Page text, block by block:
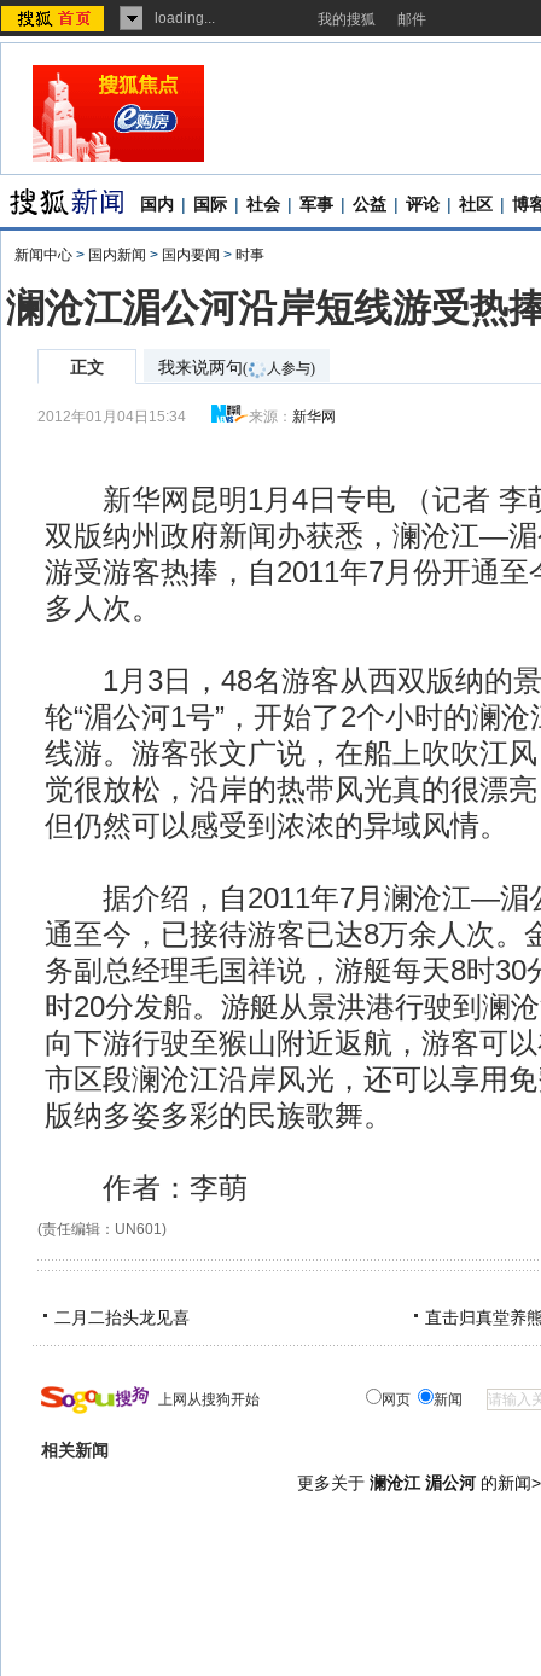
loading... 我的搜狐 邮件
国内 | 国际 | 社会 | 军事 | 公益 | 评论 | 社区 | 博
新闻中心 > 国内新闻 > 国内要闻 > 时事
澜沧江湄公河沿岸短线游受热
正文 我来说两句( 人参与)
2012年01月04日15:34 来源：新华网
新华网昆明1月4日专电 （记者 李
双版纳州政府新闻办获悉，澜沧江—
游受游客热捧，自2011年7月份开通至
多人次。
1月3日，48名游客从西双版纳的景
轮“湄公河1号”，开始了2个小时的澜
线游。游客张文广说，在船上吹吹江
觉很放松，沿岸的热带风光真的很漂
但仍然可以感受到浓浓的异域风情。
据介绍，自2011年7月澜沧江—湄
通至今，已接待游客已达8万余人次。
务副总经理毛国祥说，游艇每天8时30
时20分发船。游艇从景洪港行驶到澜
向下游行驶至猴山附近返航，游客可
市区段澜沧江沿岸风光，还可以享用
版纳多姿多彩的民族歌舞。
作者：李萌
(责任编辑：UN601)
二月二抬头龙见喜 直击归真堂养
上网从搜狗开始 网页 新闻
相关新闻
更多关于 澜沧江 湄公河的新闻